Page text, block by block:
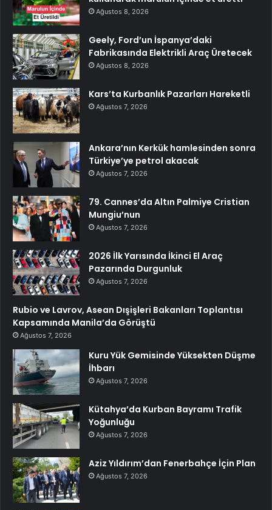
Ağustos 8, 2026
Geely, Ford’un İspanya’daki
Fabrikasında Elektrikli Araç Üretecek
Ağustos 8, 2026
Kars’ta Kurbanlık Pazarları Hareketli
Ağustos 7, 2026
Ankara’nın Kerkük hamlesinden sonra
Türkiye’ye petrol akacak
Ağustos 7, 2026
79. Cannes’da Altın Palmiye Cristian
Mungiu’nun
Ağustos 7, 2026
2026 İlk Yarısında İkinci El Araç
Pazarında Durgunluk
Ağustos 7, 2026
Rubio ve Lavrov, Asean Dışişleri Bakanları Toplantısı
Kapsamında Manila’da Görüştü
Ağustos 7, 2026
Kuru Yük Gemisinde Yüksekten Düşme
İhbarı
Ağustos 7, 2026
Kütahya’da Kurban Bayramı Trafik
Yoğunluğu
Ağustos 7, 2026
Aziz Yıldırım’dan Fenerbahçe İçin Plan
Ağustos 7, 2026